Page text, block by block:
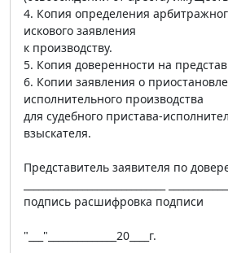
4. Копия определения
искового заявления
к производству.
5. Копия доверенности на
6. Копии заявления о
исполнительного производства
для судебного пристава-
взыскателя.
Представитель заявителя по
подпись расшифровка подписи
"___"______________20____г.